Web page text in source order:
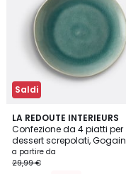
Saldi
LA REDOUTE INTERIEURS
Confezione da 4 piatti per
dessert screpolati, Gogain
a partire da
29,99 €
4,5
/ 5
3
Colori